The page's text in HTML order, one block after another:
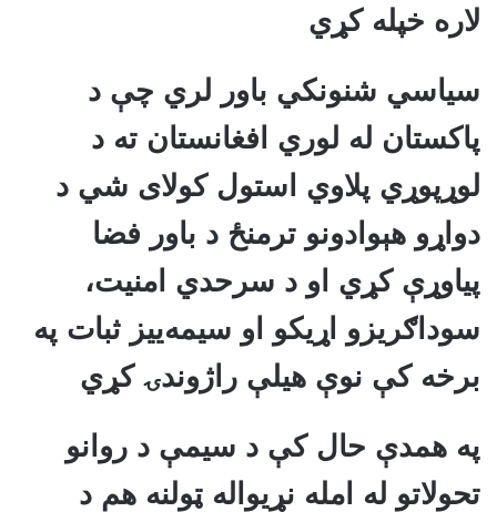
لاره خپله کړي
سیاسي شنونکي باور لري چې د
پاکستان له لوري افغانستان ته د
لوړپوړي پلاوي استول کولای شي د
دواړو هېوادونو ترمنځ د باور فضا
پیاوړې کړي او د سرحدي امنیت،
سوداګریزو اړیکو او سیمه‌ییز ثبات په
برخه کې نوې هیلې راژوندۍ کړي
په همدې حال کې د سیمې د روانو
تحولاتو له امله نړیواله ټولنه هم د